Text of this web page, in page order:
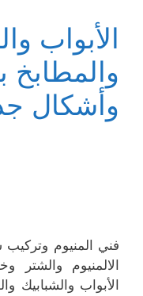
الأبواب
والمطابخ
وأشكال
فني المنيوم وتركيب
الالمنيوم والشتر
الأبواب والشبابيك